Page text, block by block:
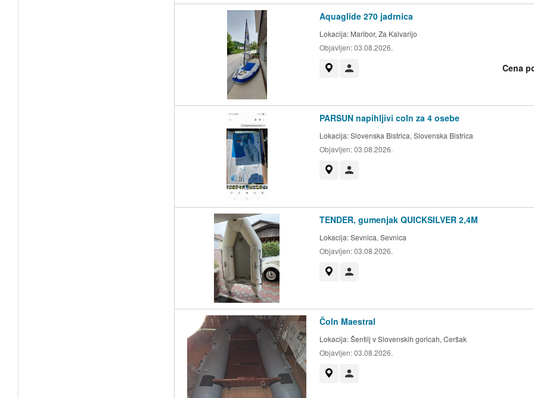
Aquaglide 270 jadrnica
Lokacija: Maribor, Za Kalvarijo
Objavljen:03.08.2026.
Cena
PARSUN napihljivi coln za 4 osebe
Lokacija:Slovenska Bistrica, Slovenska Bistrica
Objavljen:03.08.2026.
TENDER, gumenjak QUICKSILVER 2,4M
Lokacija:Sevnica, Sevnica
Objavljen:03.08.2026.
Čoln Maestral
Lokacija:Šentilj v Slovenskih goricah, Ceršak
Objavljen:03.08.2026.